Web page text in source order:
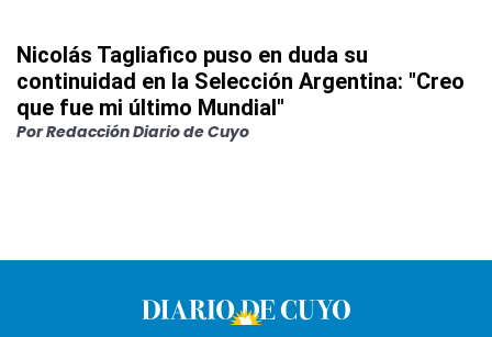
Nicolás Tagliafico puso en duda su
continuidad en la Selección Argentina: "Creo
que fue mi último Mundial"
PorRedacción Diario de Cuyo